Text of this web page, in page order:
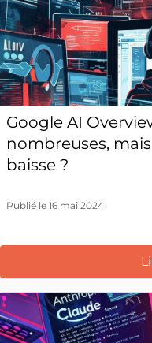
Google AI
nombreuses,
baisse ?
Publié le 16 mai 2024